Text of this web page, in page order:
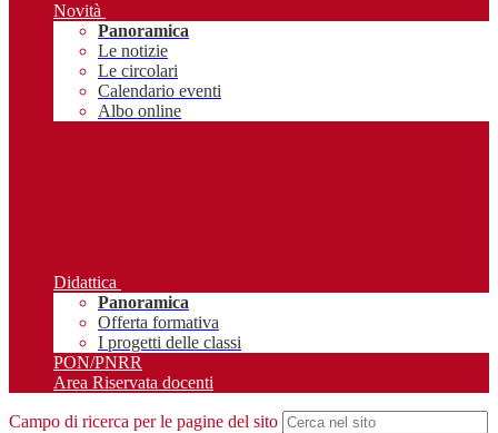
Novità
Panoramica
Le notizie
Le circolari
Calendario eventi
Albo online
Didattica
Panoramica
Offerta formativa
I progetti delle classi
PON/PNRR
Area Riservata docenti
Campo di ricerca per le pagine del sito